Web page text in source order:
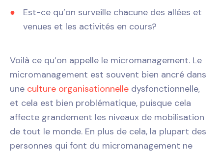
Est-ce qu’on surveille chacune des allées et
venues et les activités en cours?
Voilà ce qu’on appelle le micromanagement. Le
micromanagement est souvent bien ancré dans
une culture organisationnelle dysfonctionnelle,
et cela est bien problématique, puisque cela
affecte grandement les niveaux de mobilisation
de tout le monde. En plus de cela, la plupart des
personnes qui font du micromanagement ne